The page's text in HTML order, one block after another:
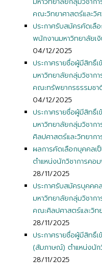
คณะวิทยาศาสตร์และวิ
ประกาศรับสมัครคัดเลื
พนักงานมหาวิทยาลัยเ
04/12/2025
ประกาศรายชื่อผู้มีสิทธิ์
มหาวิทยาลัยกลุ่มวิชาก
คณะทรัพยากรธรรมชา
04/12/2025
ประกาศรายชื่อผู้มีสิทธิ์
มหาวิทยาลัยกลุ่มวิชาก
ศิลปศาสตร์และวิทยาก
ผลการคัดเลือกบุคคลเ
ตำแหน่งนักวิชาการคอ
28/11/2025
ประกาศรับสมัครบุคคค
มหาวิทยาลัยกลุ่มวิชาก
คณะศิลปศาสตร์และวิท
28/11/2025
ประกาศรายชื่อผู้มีสิทธิ์เ
(สัมภาษณ์) ตำแหน่งนัก
28/11/2025